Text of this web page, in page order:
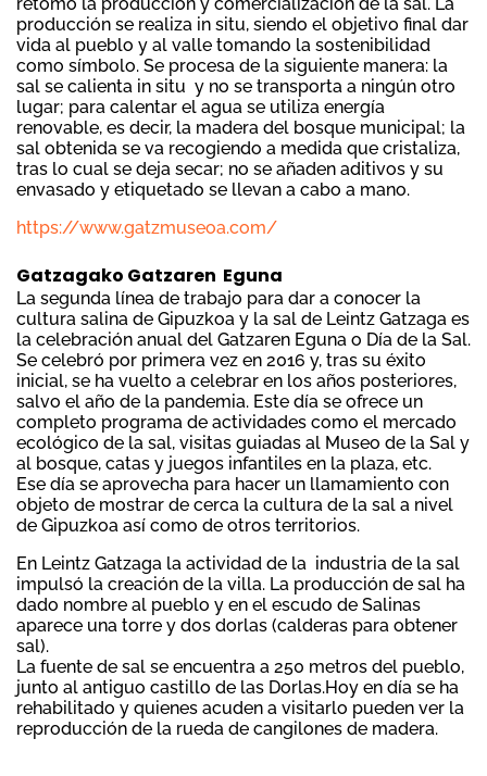
producción se realiza in situ, siendo el objetivo final dar
vida al pueblo y al valle tomando la sostenibilidad
como símbolo. Se procesa de la siguiente manera: la
sal se calienta in situ y no se transporta a ningún otro
lugar; para calentar el agua se utiliza energía
renovable, es decir, la madera del bosque municipal; la
sal obtenida se va recogiendo a medida que cristaliza,
tras lo cual se deja secar; no se añaden aditivos y su
envasado y etiquetado se llevan a cabo a mano.
https://www.gatzmuseoa.com/
Gatzagako Gatzaren Eguna
La segunda línea de trabajo para dar a conocer la
cultura salina de Gipuzkoa y la sal de Leintz Gatzaga es
la celebración anual del Gatzaren Eguna o Día de la Sal.
Se celebró por primera vez en 2016 y, tras su éxito
inicial, se ha vuelto a celebrar en los años posteriores,
salvo el año de la pandemia. Este día se ofrece un
completo programa de actividades como el mercado
ecológico de la sal, visitas guiadas al Museo de la Sal y
al bosque, catas y juegos infantiles en la plaza, etc.
Ese día se aprovecha para hacer un llamamiento con
objeto de mostrar de cerca la cultura de la sal a nivel
de Gipuzkoa así como de otros territorios.
En Leintz Gatzaga la actividad de la industria de la sal
impulsó la creación de la villa. La producción de sal ha
dado nombre al pueblo y en el escudo de Salinas
aparece una torre y dos dorlas (calderas para obtener
sal).
La fuente de sal se encuentra a 250 metros del pueblo,
junto al antiguo castillo de las Dorlas.Hoy en día se ha
rehabilitado y quienes acuden a visitarlo pueden ver la
reproducción de la rueda de cangilones de madera.